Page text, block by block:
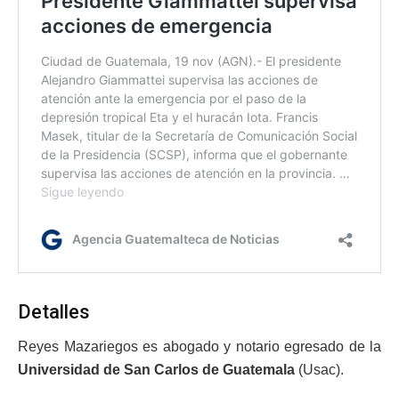
Detalles
Reyes Mazariegos es abogado y notario egresado de la
Universidad de San Carlos de Guatemala (Usac).